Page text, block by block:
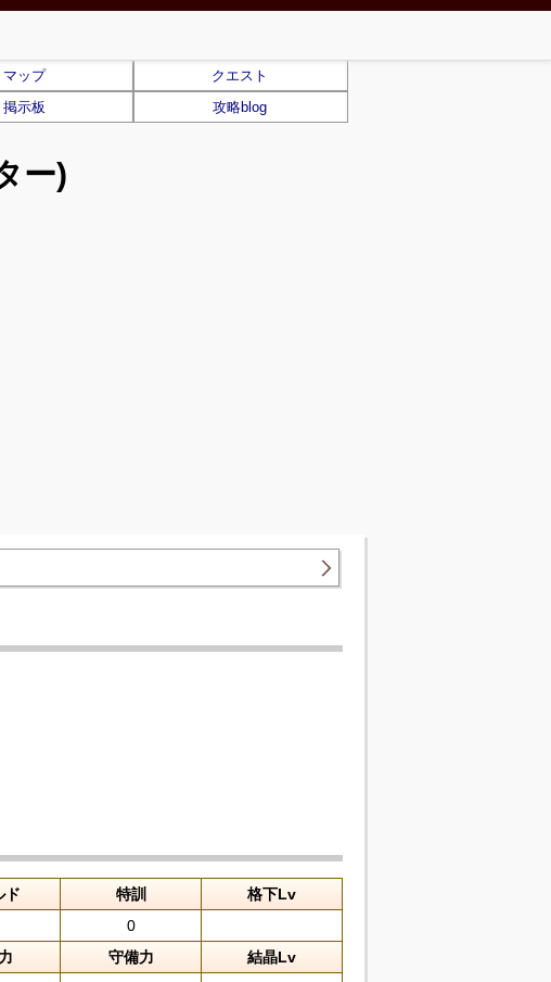
マップ
クエスト
掲示板 攻略blog
ー)
ド 特訓
格下Lv
0
守備力 結晶Lv